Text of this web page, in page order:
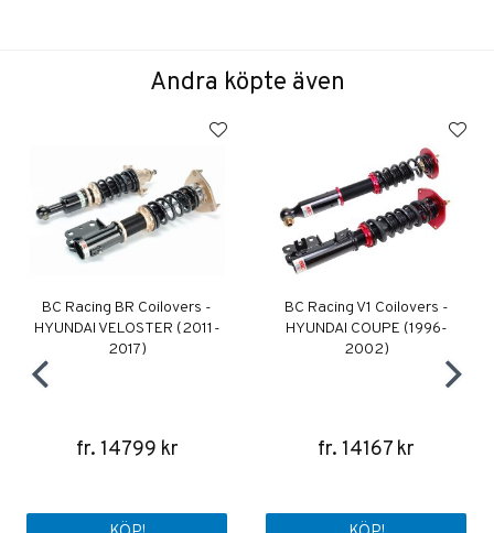
Andra köpte även
BC Racing BR Coilovers -
HYUNDAI VELOSTER (2011-
2017)
fr. 14799 kr
BC Racing V1 Coilovers -
HYUNDAI COUPE (1996-
2002)
fr. 14167 kr